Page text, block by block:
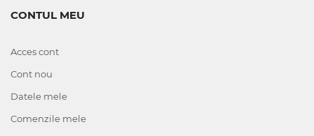
CONTUL MEU
Acces cont
Cont nou
Datele mele
Comenzile mele